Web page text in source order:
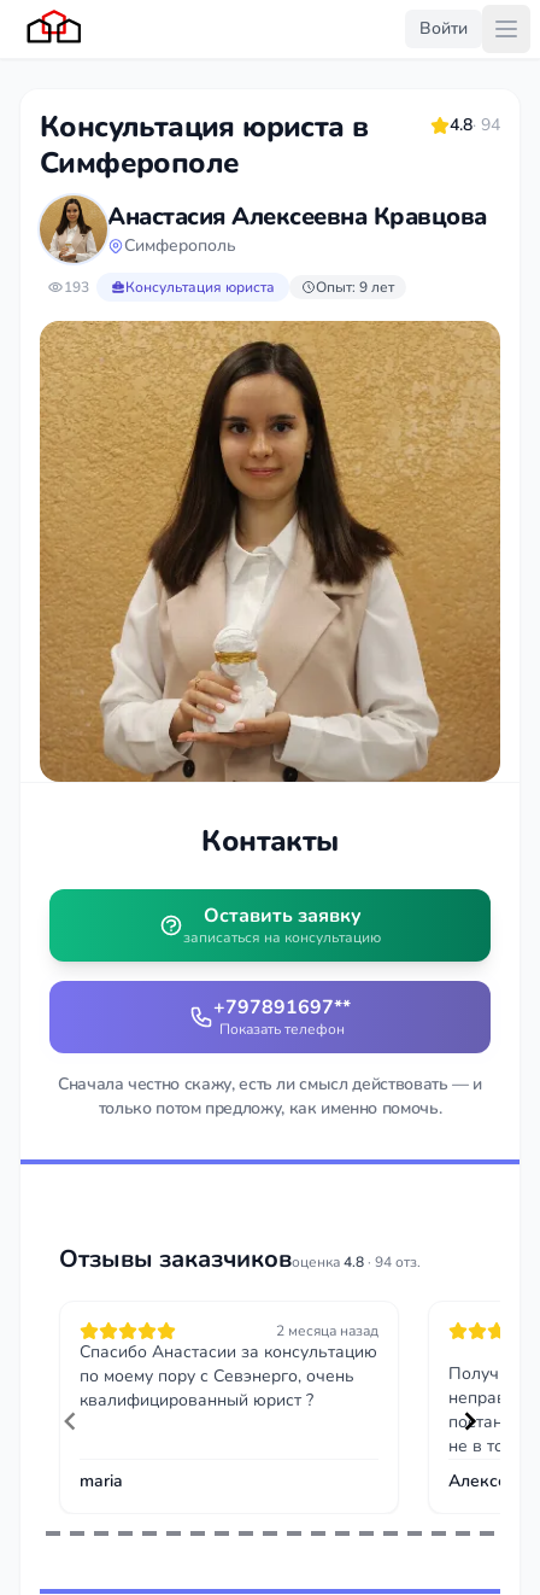
Войти
Консультация юриста в
Симферополе
4.8· 94
Анастасия Алексеевна Кравцова
Симферополь
193 Консультация юриста Опыт: 9 лет
Контакты
Оставить заявку
записаться на консультацию
+797891697**
Показать телефон
Сначала честно скажу, есть ли смысл действовать — и
только потом предложу, как именно помочь.
Отзывы заказчиковоценка4.8 · 94 отз.
2 месяца назад
Спасибо Анастасии за консультацию
по моему пору с Севэнерго, очень
квалифицированный юрист ?
maria
Получил
не в том
помог
скриншот
отменили
Алексей Б.
1